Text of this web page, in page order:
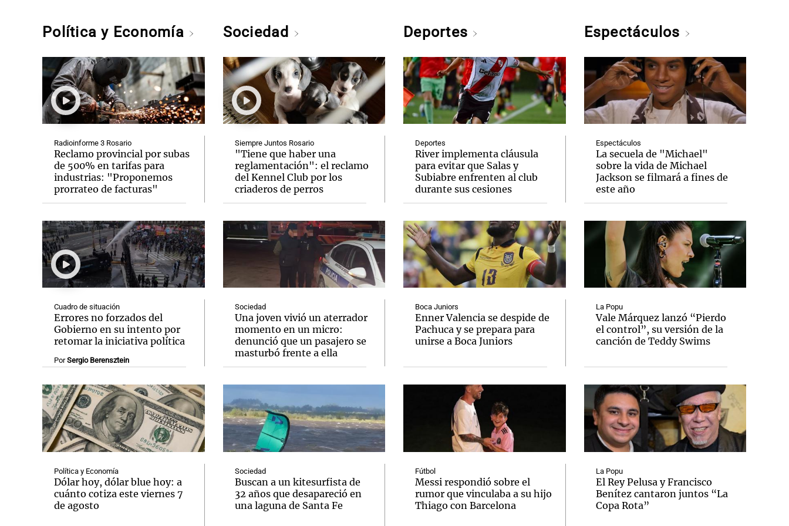
Política y Economía
Radioinforme 3 Rosario
Reclamo provincial por subas
de 500% en tarifas para
industrias: "Proponemos
prorrateo de facturas"
Cuadro de situación
Errores no forzados del
Gobierno en su intento por
retomar la iniciativa política
PorSergio Berensztein
Política y Economía
Dólar hoy, dólar blue hoy: a
cuánto cotiza este viernes 7
de agosto
Sociedad
Siempre Juntos Rosario
"Tiene que haber una
reglamentación": el reclamo
del Kennel Club por los
criaderos de perros
Sociedad
Una joven vivió un aterrador
momento en un micro:
denunció que un pasajero se
masturbó frente a ella
Sociedad
Buscan a un kitesurfista de
32 años que desapareció en
una laguna de Santa Fe
Deportes
Deportes
River implementa cláusula
para evitar que Salas y
Subiabre enfrenten al club
durante sus cesiones
Boca Juniors
Enner Valencia se despide de
Pachuca y se prepara para
unirse a Boca Juniors
Fútbol
Messi respondió sobre el
rumor que vinculaba a su hijo
Thiago con Barcelona
Espectáculos
Espectáculos
La secuela de "Michael"
sobre la vida de Michael
Jackson se filmará a fines de
este año
La Popu
Vale Márquez lanzó “Pierdo
el control”, su versión de la
canción de Teddy Swims
La Popu
El Rey Pelusa y Francisco
Benítez cantaron juntos “La
Copa Rota”
Notas
Mundial 2026
Notas
El huracán de Arequito Cadena 3 en Groenlandia
Notas